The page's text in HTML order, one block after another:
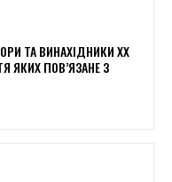
ТА ВИНАХІДНИКИ XX
ЯКИХ ПОВ’ЯЗАНЕ З